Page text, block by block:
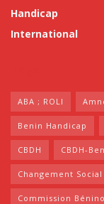
Handicap
International
ABA ; ROLI
Benin Handicap
CBDH CBDH-
Changement
Commission